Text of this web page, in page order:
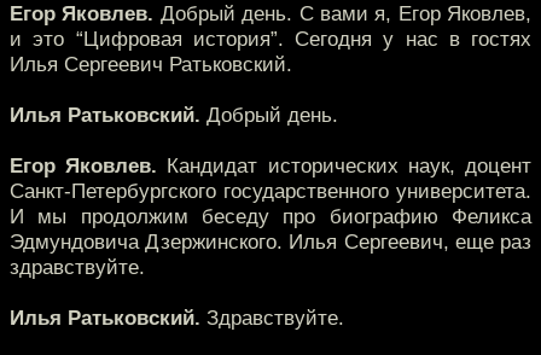
Егор Яковлев. Добрый день. С вами я, Егор Яковлев,
и это “Цифровая история”. Сегодня у нас в гостях
Илья Сергеевич Ратьковский.
Илья Ратьковский. Добрый день.
Егор Яковлев. Кандидат исторических наук, доцент
Санкт-Петербургского государственного университета.
И мы продолжим беседу про биографию Феликса
Эдмундовича Дзержинского. Илья Сергеевич, еще раз
здравствуйте.
Илья Ратьковский. Здравствуйте.